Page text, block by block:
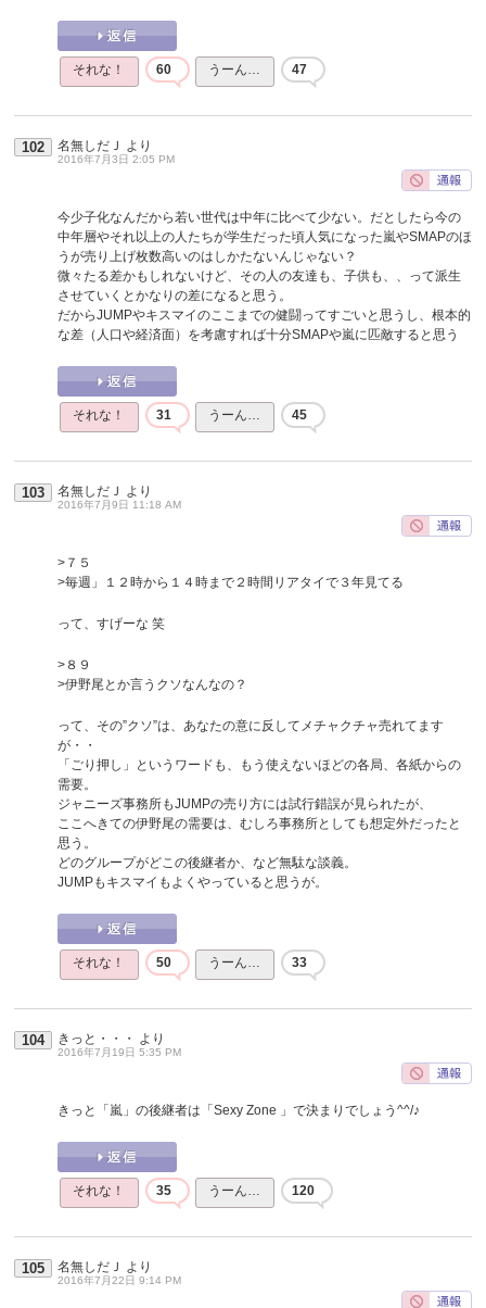
それな！ 60 うーん… 47
102 名無しだＪ より
2016年7月3日 2:05 PM
今少子化なんだから若い世代は中年に比べて少ない。だとしたら今の
中年層やそれ以上の人たちが学生だった頃人気になった嵐やSMAPのほ
うが売り上げ枚数高いのはしかたないんじゃない？
微々たる差かもしれないけど、その人の友達も、子供も、、って派生
させていくとかなりの差になると思う。
だからJUMPやキスマイのここまでの健闘ってすごいと思うし、根本的
な差（人口や経済面）を考慮すれば十分SMAPや嵐に匹敵すると思う
それな！ 31 うーん… 45
103 名無しだＪ より
2016年7月9日 11:18 AM
>７５
>毎週」１２時から１４時まで２時間リアタイで３年見てる
って、すげーな 笑
>８９
>伊野尾とか言うクソなんなの？
って、その”クソ”は、あなたの意に反してメチャクチャ売れてます
が・・
「ごり押し」というワードも、もう使えないほどの各局、各紙からの
需要。
ジャニーズ事務所もJUMPの売り方には試行錯誤が見られたが、
ここへきての伊野尾の需要は、むしろ事務所としても想定外だったと
思う。
どのグループがどこの後継者か、など無駄な談義。
JUMPもキスマイもよくやっていると思うが。
それな！ 50 うーん… 33
104 きっと・・・ より
2016年7月19日 5:35 PM
きっと「嵐」の後継者は「Sexy Zone 」で決まりでしょう^^/♪
それな！ 35 うーん… 120
105 名無しだＪ より
2016年7月22日 9:14 PM